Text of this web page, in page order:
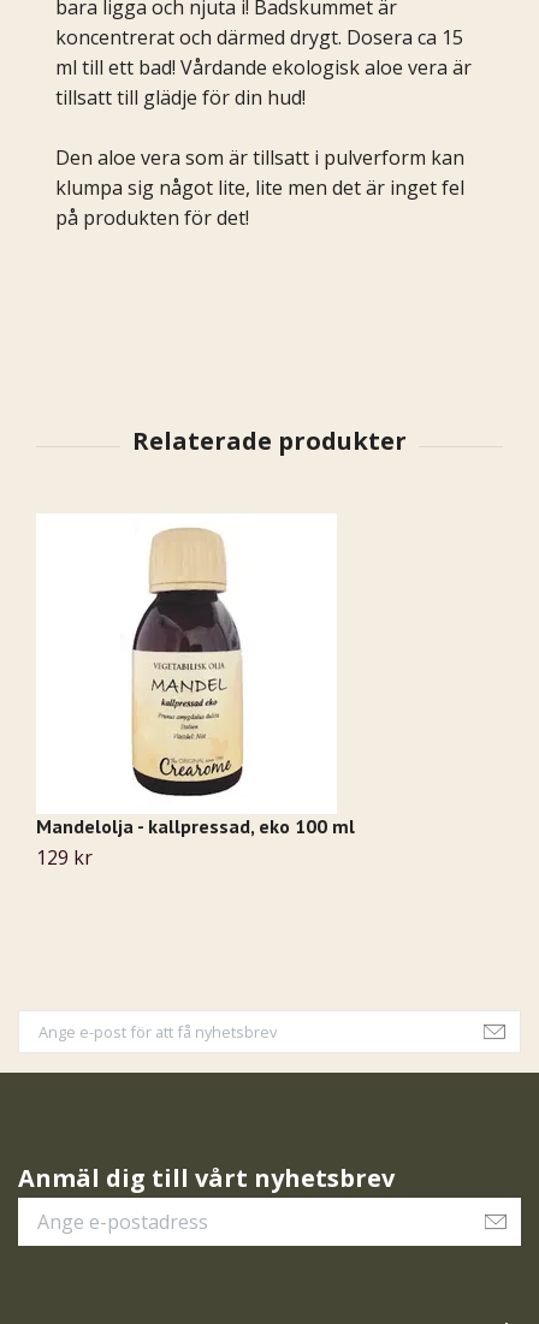
bara ligga och njuta i! Badskummet är
koncentrerat och därmed drygt. Dosera ca 15
ml till ett bad! Vårdande ekologisk aloe vera är
tillsatt till glädje för din hud!
Den aloe vera som är tillsatt i pulverform kan
klumpa sig något lite, lite men det är inget fel
på produkten för det!
Mandelolja - kallpressad, eko 100 ml
129 kr
Anmäl dig till vårt nyhetsbrev